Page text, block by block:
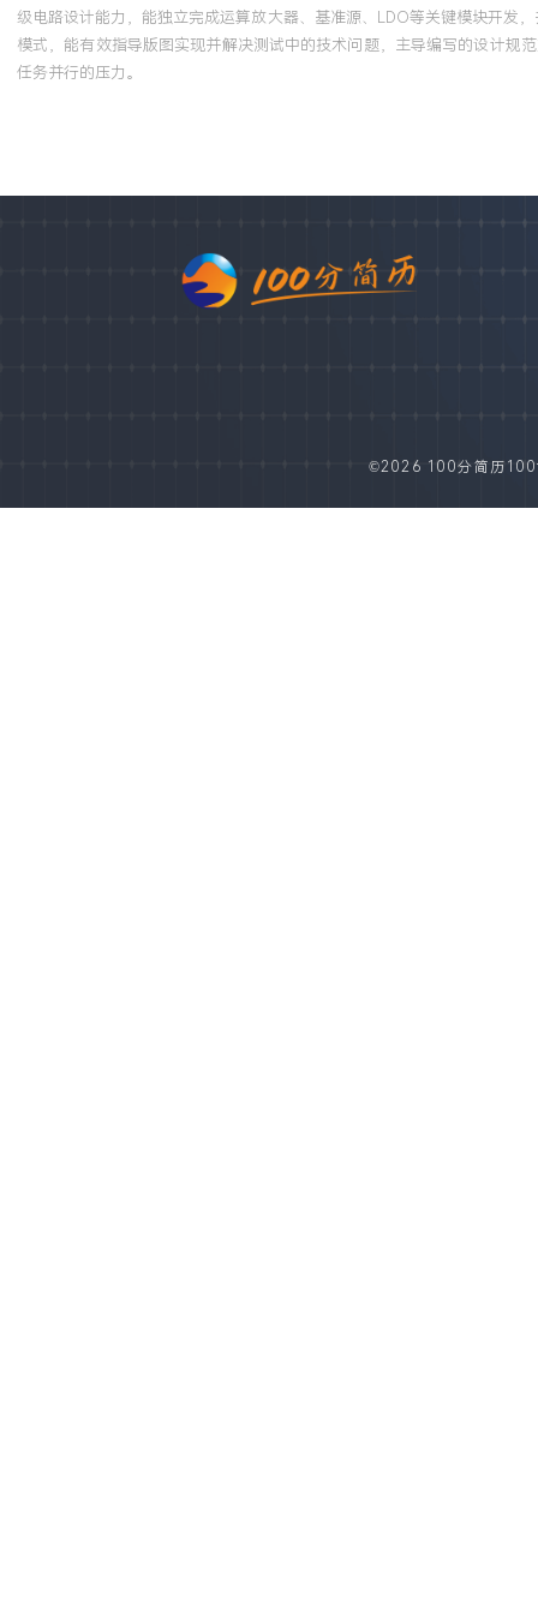
级电路设计能力，能独立完成运算放大器、基准源、LDO等关键模块开发
模式，能有效指导版图实现并解决测试中的技术问题，主导编写的设计规
任务并行的压力。
©2026 100分简历